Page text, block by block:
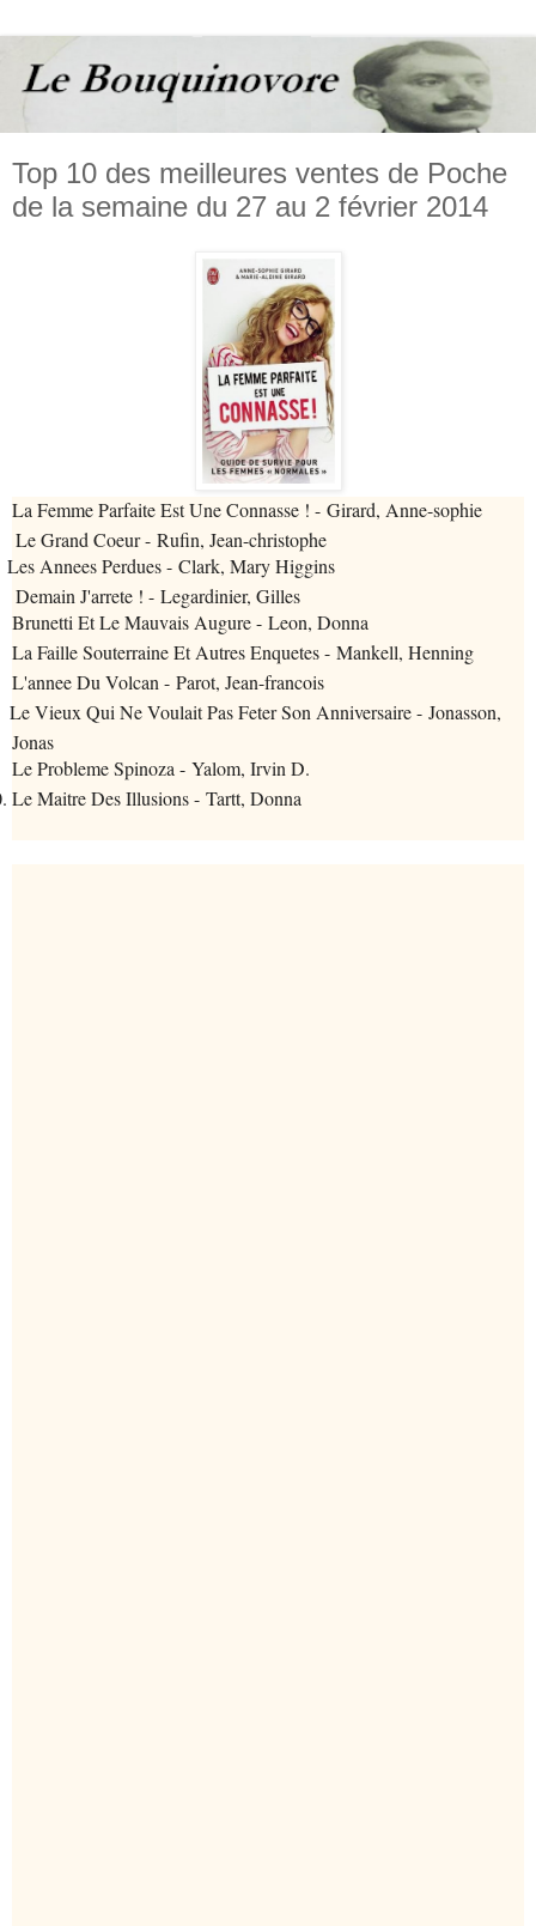
Top 10 des meilleures ventes de Poche
de la semaine du 27 au 2 février 2014
La Femme Parfaite Est Une Connasse ! - Girard, Anne-sophie
Grand Coeur - Rufin, Jean-christophe
Les Annees Perdues - Clark, Mary Higgins
J'arrete ! - Legardinier, Gilles
Brunetti Et Le Mauvais Augure - Leon, Donna
La Faille Souterraine Et Autres Enquetes - Mankell, Henning
L'annee Du Volcan - Parot, Jean-francois
Le Vieux Qui Ne Voulait Pas Feter Son Anniversaire - Jonasson,
Jonas
Le Probleme Spinoza - Yalom, Irvin D.
Le Maitre Des Illusions - Tartt, Donna